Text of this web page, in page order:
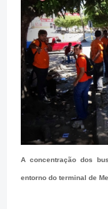
A concentração dos
entorno do terminal de